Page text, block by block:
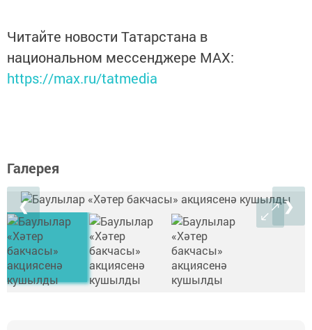
Читайте новости Татарстана в
национальном мессенджере MАХ:
https://max.ru/tatmedia
Галерея
❮ ❯